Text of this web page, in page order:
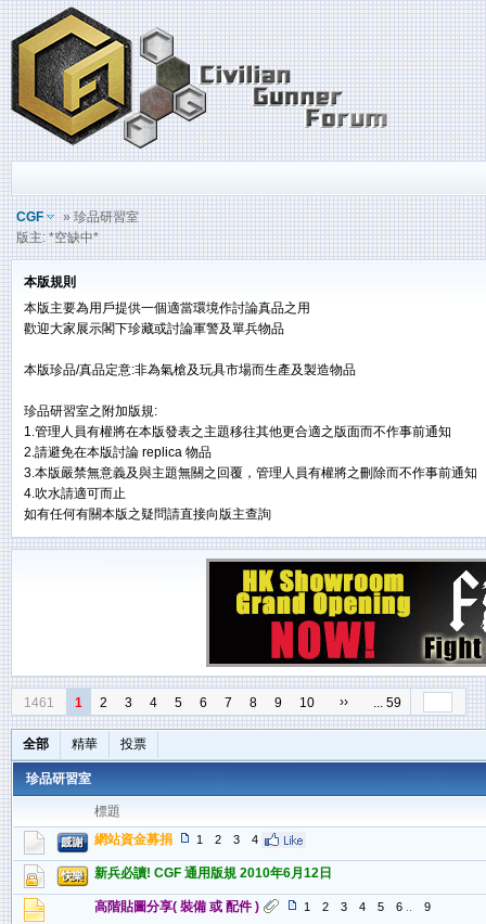
CGF
» 珍品研習室
版主: *空缺中*
本版規則
本版主要為用戶提供一個適當環境作討論真品之用
歡迎大家展示閣下珍藏或討論軍警及單兵物品
本版珍品/真品定意:非為氣槍及玩具市場而生產及製造物品
珍品研習室之附加版規:
1.管理人員有權將在本版發表之主題移往其他更合適之版面而不作事前通知
2.請避免在本版討論 replica 物品
3.本版嚴禁無意義及與主題無關之回覆，管理人員有權將之刪除而不作事前通知
4.吹水請適可而止
如有任何有關本版之疑問請直接向版主查詢
1461 1 2 3 4 5 6 7 8 9 10 ›› ... 59
全部 精華 投票
珍品研習室
標題
網站資金募捐
1 2 3 4
新兵必讀! CGF 通用版規 2010年6月12日
高階貼圖分享( 裝備 或 配件 ) 1 2 3 4 5 6.. 9